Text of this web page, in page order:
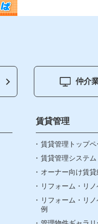
トップページ
借りたい
お気に入り物件
閲覧履歴
町名検索
仲介
賃貸管理
賃貸管理トップペ
賃貸管理システム
オーナー向け賃
リフォーム・リ
リフォーム・リ
例